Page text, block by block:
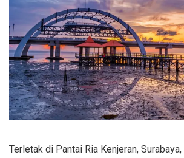
Terletak di Pantai Ria Kenjeran,